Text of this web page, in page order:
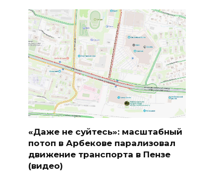
«Даже не суйтесь»: масштабный
потоп в Арбекове парализовал
движение транспорта в Пензе
(видео)